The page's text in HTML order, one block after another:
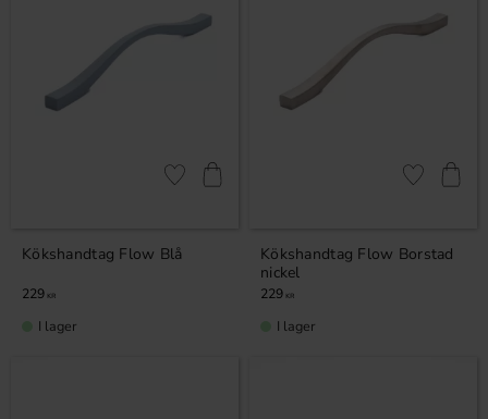
Kökshandtag Flow Blå
229 KR
Lägg till i favoriter
I lager
Kökshandtag Flow Borstad
nickel
229 KR
Lägg till i
I lager